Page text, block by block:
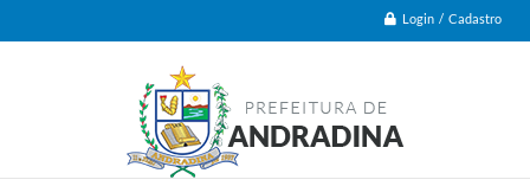
Login / Cadastro